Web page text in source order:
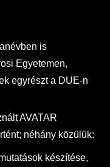
is
Egyetemen,
egyrészt a DUE-n
AVATAR
néhány közülük:
készítése,